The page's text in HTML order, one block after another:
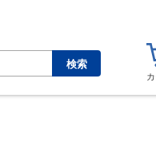
検索